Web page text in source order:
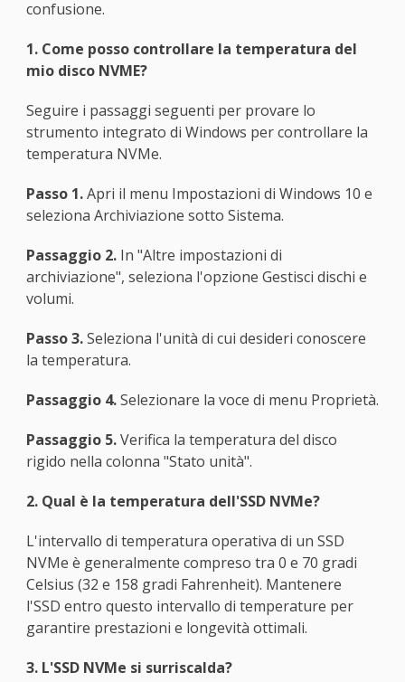
confusione.
1. Come posso controllare la temperatura del
mio disco NVME?
Seguire i passaggi seguenti per provare lo
strumento integrato di Windows per controllare la
temperatura NVMe.
Passo 1.Apri il menu Impostazioni di Windows 10 e
seleziona Archiviazione sotto Sistema.
Passaggio 2.In "Altre impostazioni di
archiviazione", seleziona l'opzione Gestisci dischi e
volumi.
Passo 3.Seleziona l'unità di cui desideri conoscere
la temperatura.
Passaggio 4.Selezionare la voce di menu Proprietà.
Passaggio 5.Verifica la temperatura del disco
rigido nella colonna "Stato unità".
2. Qual è la temperatura dell'SSD NVMe?
L'intervallo di temperatura operativa di un SSD
NVMe è generalmente compreso tra 0 e 70 gradi
Celsius (32 e 158 gradi Fahrenheit). Mantenere
l'SSD entro questo intervallo di temperature per
garantire prestazioni e longevità ottimali.
3. L'SSD NVMe si surriscalda?